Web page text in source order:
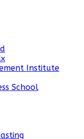
Institute
School